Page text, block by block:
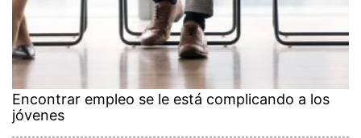
Encontrar empleo se le está complicando a los
jóvenes